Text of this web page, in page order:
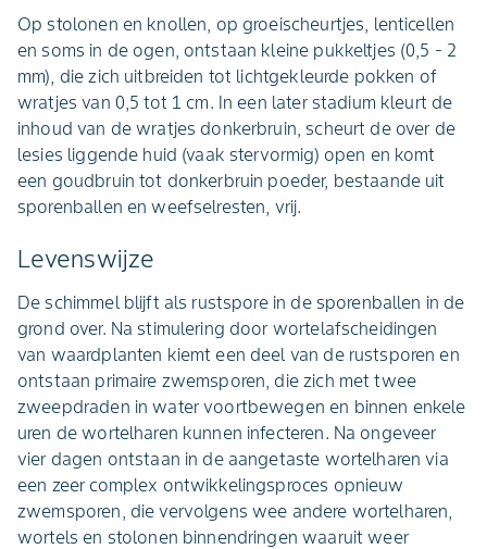
Op stolonen en knollen, op groeischeurtjes, lenticellen
en soms in de ogen, ontstaan kleine pukkeltjes (0,5 - 2
mm), die zich uitbreiden tot lichtgekleurde pokken of
wratjes van 0,5 tot 1 cm. In een later stadium kleurt de
inhoud van de wratjes donkerbruin, scheurt de over de
lesies liggende huid (vaak stervormig) open en komt
een goudbruin tot donkerbruin poeder, bestaande uit
sporenballen en weefselresten, vrij.
Levenswijze
De schimmel blijft als rustspore in de sporenballen in de
grond over. Na stimulering door wortelafscheidingen
van waardplanten kiemt een deel van de rustsporen en
ontstaan primaire zwemsporen, die zich met twee
zweepdraden in water voortbewegen en binnen enkele
uren de wortelharen kunnen infecteren. Na ongeveer
vier dagen ontstaan in de aangetaste wortelharen via
een zeer complex ontwikkelingsproces opnieuw
zwemsporen, die vervolgens wee andere wortelharen,
wortels en stolonen binnendringen waaruit weer